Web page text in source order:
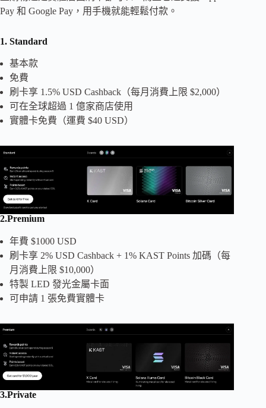
Pay 和 Google Pay，用手機就能輕鬆付款。
1. Standard
基本款
免費
刷卡享 1.5% USD Cashback（每月消費上限 $2,000）
可在全球超過 1 億家商店使用
實體卡免費（運費 $40 USD）
2.Premium
年費 $1000 USD
刷卡享 2% USD Cashback + 1% KAST Points 加碼（每
月消費上限 $10,000）
特製 LED 發光金屬卡面
可申請 1 張免費實體卡
3.Private